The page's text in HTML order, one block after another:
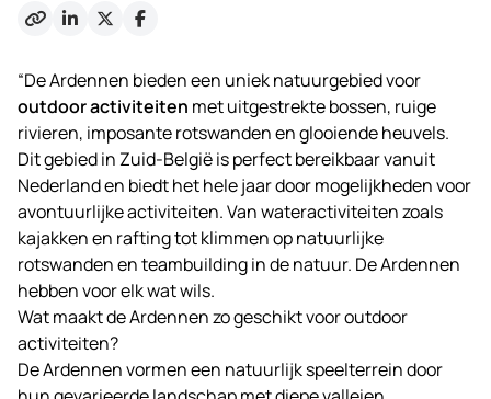
“De Ardennen bieden een uniek natuurgebied voor
outdoor activiteiten met uitgestrekte bossen, ruige
rivieren, imposante rotswanden en glooiende heuvels.
Dit gebied in Zuid-België is perfect bereikbaar vanuit
Nederland en biedt het hele jaar door mogelijkheden voor
avontuurlijke activiteiten. Van wateractiviteiten zoals
kajakken en rafting tot klimmen op natuurlijke
rotswanden en teambuilding in de natuur. De Ardennen
hebben voor elk wat wils.
Wat maakt de Ardennen zo geschikt voor outdoor
activiteiten?
De Ardennen vormen een natuurlijk speelterrein door